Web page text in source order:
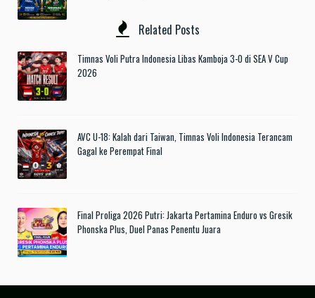
Related Posts
Timnas Voli Putra Indonesia Libas Kamboja 3-0 di SEA V Cup
2026
AVC U-18: Kalah dari Taiwan, Timnas Voli Indonesia Terancam
Gagal ke Perempat Final
Final Proliga 2026 Putri: Jakarta Pertamina Enduro vs Gresik
Phonska Plus, Duel Panas Penentu Juara